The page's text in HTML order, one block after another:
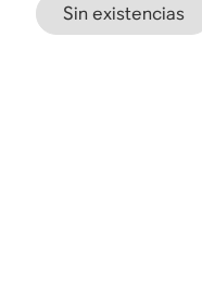
Sin existencias